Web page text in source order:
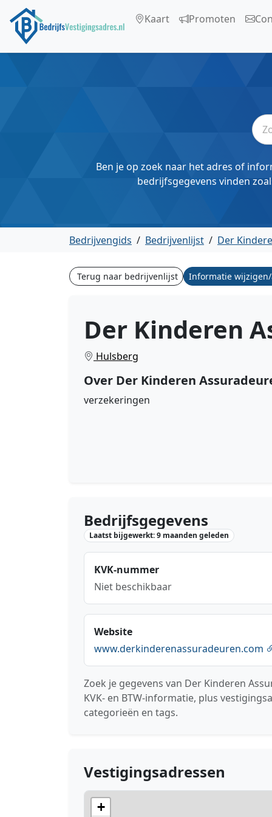
Kaart Promoten
Ben je op zoek naar het adres of
bedrijfsgegevens vinden
Bedrijvengids / Bedrijvenlijst / Der
Terug naar bedrijvenlijst Informatie
Der Kinderen
Hulsberg
Over Der Kinderen
verzekeringen
Bedrijfsgegevens
Laatst bijgewerkt: 9 maanden geleden
KVK-nummer
Niet beschikbaar
Website
www.derkinderenassuradeuren.com
Zoek je gegevens van Der Kinderen
KVK- en BTW-informatie, plus
categorieën en tags.
Vestigingsadressen
+